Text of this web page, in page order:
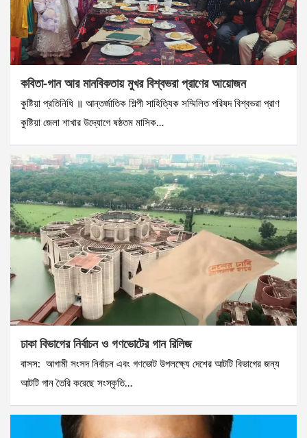
কবিতা-গান আর মানবিকতায় মুখর বিশ্বভরা প্রাণের আয়োজন
কুষ্টিয়া প্রতিনিধি ॥ আন্তর্জাতিক শিল্পী সাহিত্যিক সম্মিলিত পরিষদ বিশ্বভরা প্রাণ
কুষ্টিয়া জেলা শাখার উদ্যোগে ষষ্ঠতম মাসিক…
ঢাকা বিভাগের নির্বাচন ও গণভোটের গান রিলিজ
বাসস: আগামী সংসদ নির্বাচন এবং গণভোট উপলক্ষ্যে দেশের আটটি বিভাগের জন্য
আটটি গান তৈরি করেছে সংস্কৃতি…